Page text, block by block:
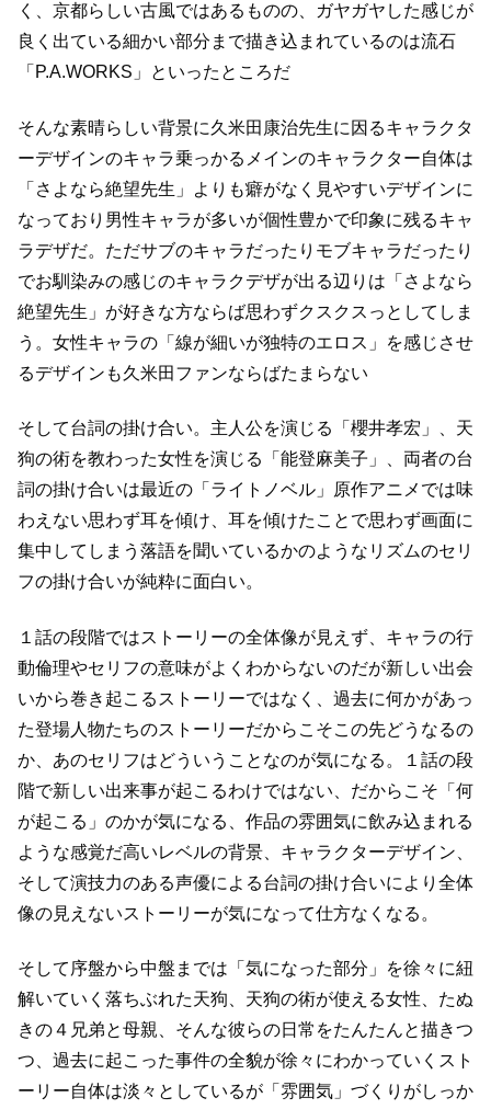
く、 京都らしい古風ではあるものの、ガヤガヤした感じが
良く出ている細かい部分まで描き込まれているのは流石
「P.A.WORKS」といったところだ
そんな素晴らしい背景に久米田康治先生に因るキャラクタ
ーデザインのキャラ乗っかる メインのキャラクター自体は
「さよなら絶望先生」よりも癖がなく見やすいデザインに
なっており 男性キャラが多いが個性豊かで印象に残るキャ
ラデザだ。 ただサブのキャラだったりモブキャラだったり
でお馴染みの感じのキャラクデザが出る辺りは 「さよなら
絶望先生」が好きな方ならば思わずクスクスっとしてしま
う。 女性キャラの「線が細いが独特のエロス」を感じさせ
るデザインも久米田ファンならばたまらない
そして台詞の掛け合い。 主人公を演じる「櫻井孝宏」、天
狗の術を教わった女性を演じる「能登麻美子」、 両者の台
詞の掛け合いは最近の「ライトノベル」原作アニメでは味
わえない思わず耳を傾け、耳を傾けたことで思わず画面に
集中してしまう 落語を聞いているかのようなリズムのセリ
フの掛け合いが純粋に面白い。
１話の段階ではストーリーの全体像が見えず、キャラの行
動倫理やセリフの意味がよくわからないのだが新しい出会
いから巻き起こるストーリーではなく、過去に何かがあっ
た登場人物たちのストーリーだからこそこの先どうなるの
か、あのセリフはどういうことなのが気になる。
１話の段
階で新しい出来事が起こるわけではない、だからこそ「何
が起こる」のかが気になる、 作品の雰囲気に飲み込まれる
ような感覚だ高いレベルの背景、キャラクターデザイン、
そして演技力のある声優による台詞の掛け合いにより 全体
像の見えないストーリーが気になって仕方なくなる。
そして序盤から中盤までは「気になった部分」を徐々に紐
解いていく 落ちぶれた天狗、天狗の術が使える女性、たぬ
きの４兄弟と母親、 そんな彼らの日常をたんたんと描きつ
つ、過去に起こった事件の全貌が徐々にわかっていく スト
ーリー自体は淡々としているが「雰囲気」づくりがしっか